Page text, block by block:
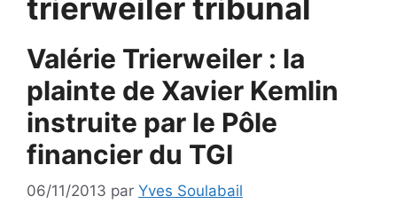
trierweiler tribunal
Valérie Trierweiler : la
plainte de Xavier Kemlin
instruite par le Pôle
financier du TGI
06/11/2013 par Yves Soulabail